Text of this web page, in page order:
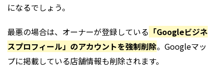
になるでしょう。
最悪の場合は、オーナーが登録している 「Googleビジネ
スプロフィール」のアカウントを強制削除。Googleマッ
プに掲載している店舗情報も削除されます。